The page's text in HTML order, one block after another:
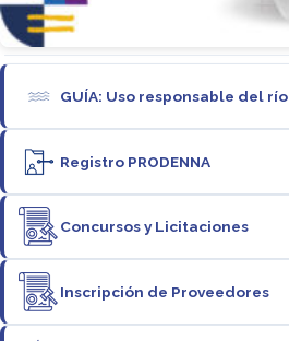
GUÍA: Uso responsable del río
Registro PRODENNA
Concursos y Licitaciones
Inscripción de Proveedores